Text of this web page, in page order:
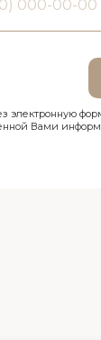
электронную
Вами